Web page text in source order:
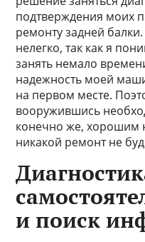
подтверждения моих
ремонту задней
нелегко, так как я
занять немало
надежность моей
на первом месте.
вооружившись
конечно же, хорошим
никакой ремонт не
и поиск